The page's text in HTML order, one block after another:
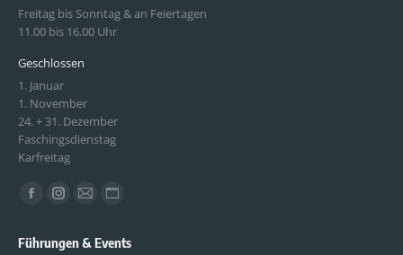
Freitag bis Sonntag & an Feiertagen
11.00 bis 16.00 Uhr
Geschlossen
1. Januar
1. November
24. + 31. Dezember
Faschingsdienstag
Karfreitag
Finden Sie uns auf:
Facebook
opens
Instagram
opens
E-
page
Website
opens
Führungen & Events